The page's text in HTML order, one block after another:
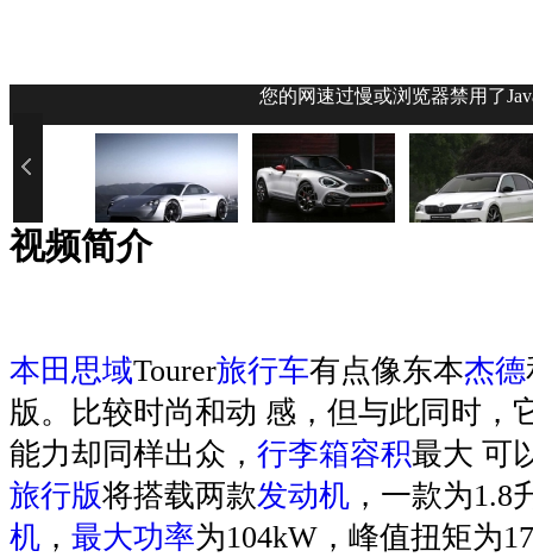
您的网速过慢或浏览器禁用了
视频简介
本田思域Tourer旅行车有点像东本杰德
版。比较时尚和动 感，但与此同时，
能力却同样出众， 行李箱容积最大 可
旅行版将搭载两款发动机 ，一款为
机 ， 最大功率为104kW，峰值扭矩为